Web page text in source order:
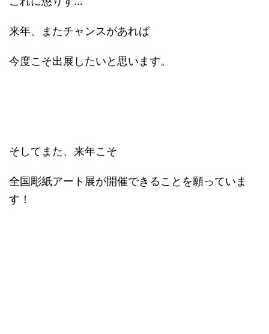
来年、またチャンスがあれば
今度こそ出展したいと思います。
そしてまた、来年こそ
全国彫紙アート展が開催できることを願っていま
す！